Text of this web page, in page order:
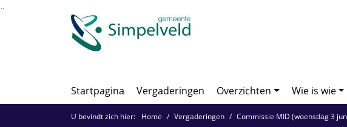
Ga naar de inhoud van deze pagina
Ga naar het zoeken
Ga naar het menu
Startpagina Vergaderingen Overzichten Wie is wie
U bevindt zich hier: Home Vergaderingen Commissie MID (woensdag 3